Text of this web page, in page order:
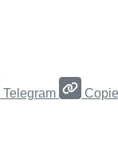
Telegram